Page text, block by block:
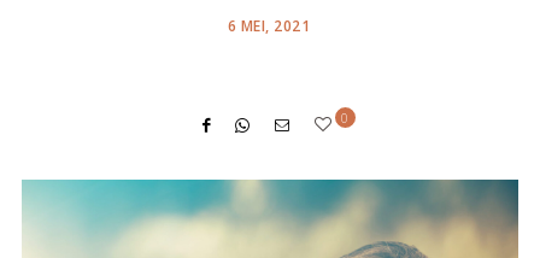
POSTED
6 MEI, 2021
0